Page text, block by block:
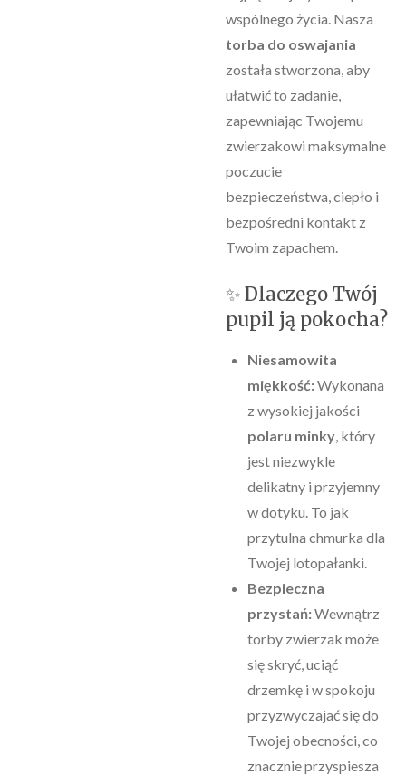
wspólnego życia. Nasza
torba do oswajania
została stworzona, aby
ułatwić to zadanie,
zapewniając Twojemu
zwierzakowi maksymalne
poczucie
bezpieczeństwa, ciepło i
bezpośredni kontakt z
Twoim zapachem.
​✨ Dlaczego Twój
pupil ją pokocha?
Niesamowita
miękkość:Wykonana
z wysokiej jakości
polaru minky, który
jest niezwykle
delikatny i przyjemny
w dotyku. To jak
przytulna chmurka dla
Twojej lotopałanki.
Bezpieczna
przystań:Wewnątrz
torby zwierzak może
się skryć, uciąć
drzemkę i w spokoju
przyzwyczajać się do
Twojej obecności, co
znacznie przyspiesza